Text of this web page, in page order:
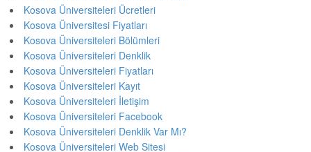
Kosova Üniversiteleri Ücretleri
Kosova Üniversitesi Fiyatları
Kosova Üniversiteleri Bölümleri
Kosova Üniversiteleri Denklik
Kosova Üniversiteleri Fiyatları
Kosova Üniversiteleri Kayıt
Kosova Üniversiteleri İletişim
Kosova Üniversiteleri Facebook
Kosova Üniversiteleri Denklik Var Mı?
Kosova Üniversiteleri Web Sitesi